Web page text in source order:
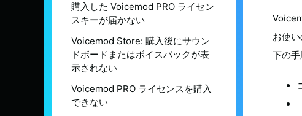
購入した Voicemod PRO ライセン
スキーが届かない
Voicemod Store: 購入後にサウン
ドボードまたはボイスパックが表
示されない
Voicemod PRO ライセンスを購入
できない
お使
下の手